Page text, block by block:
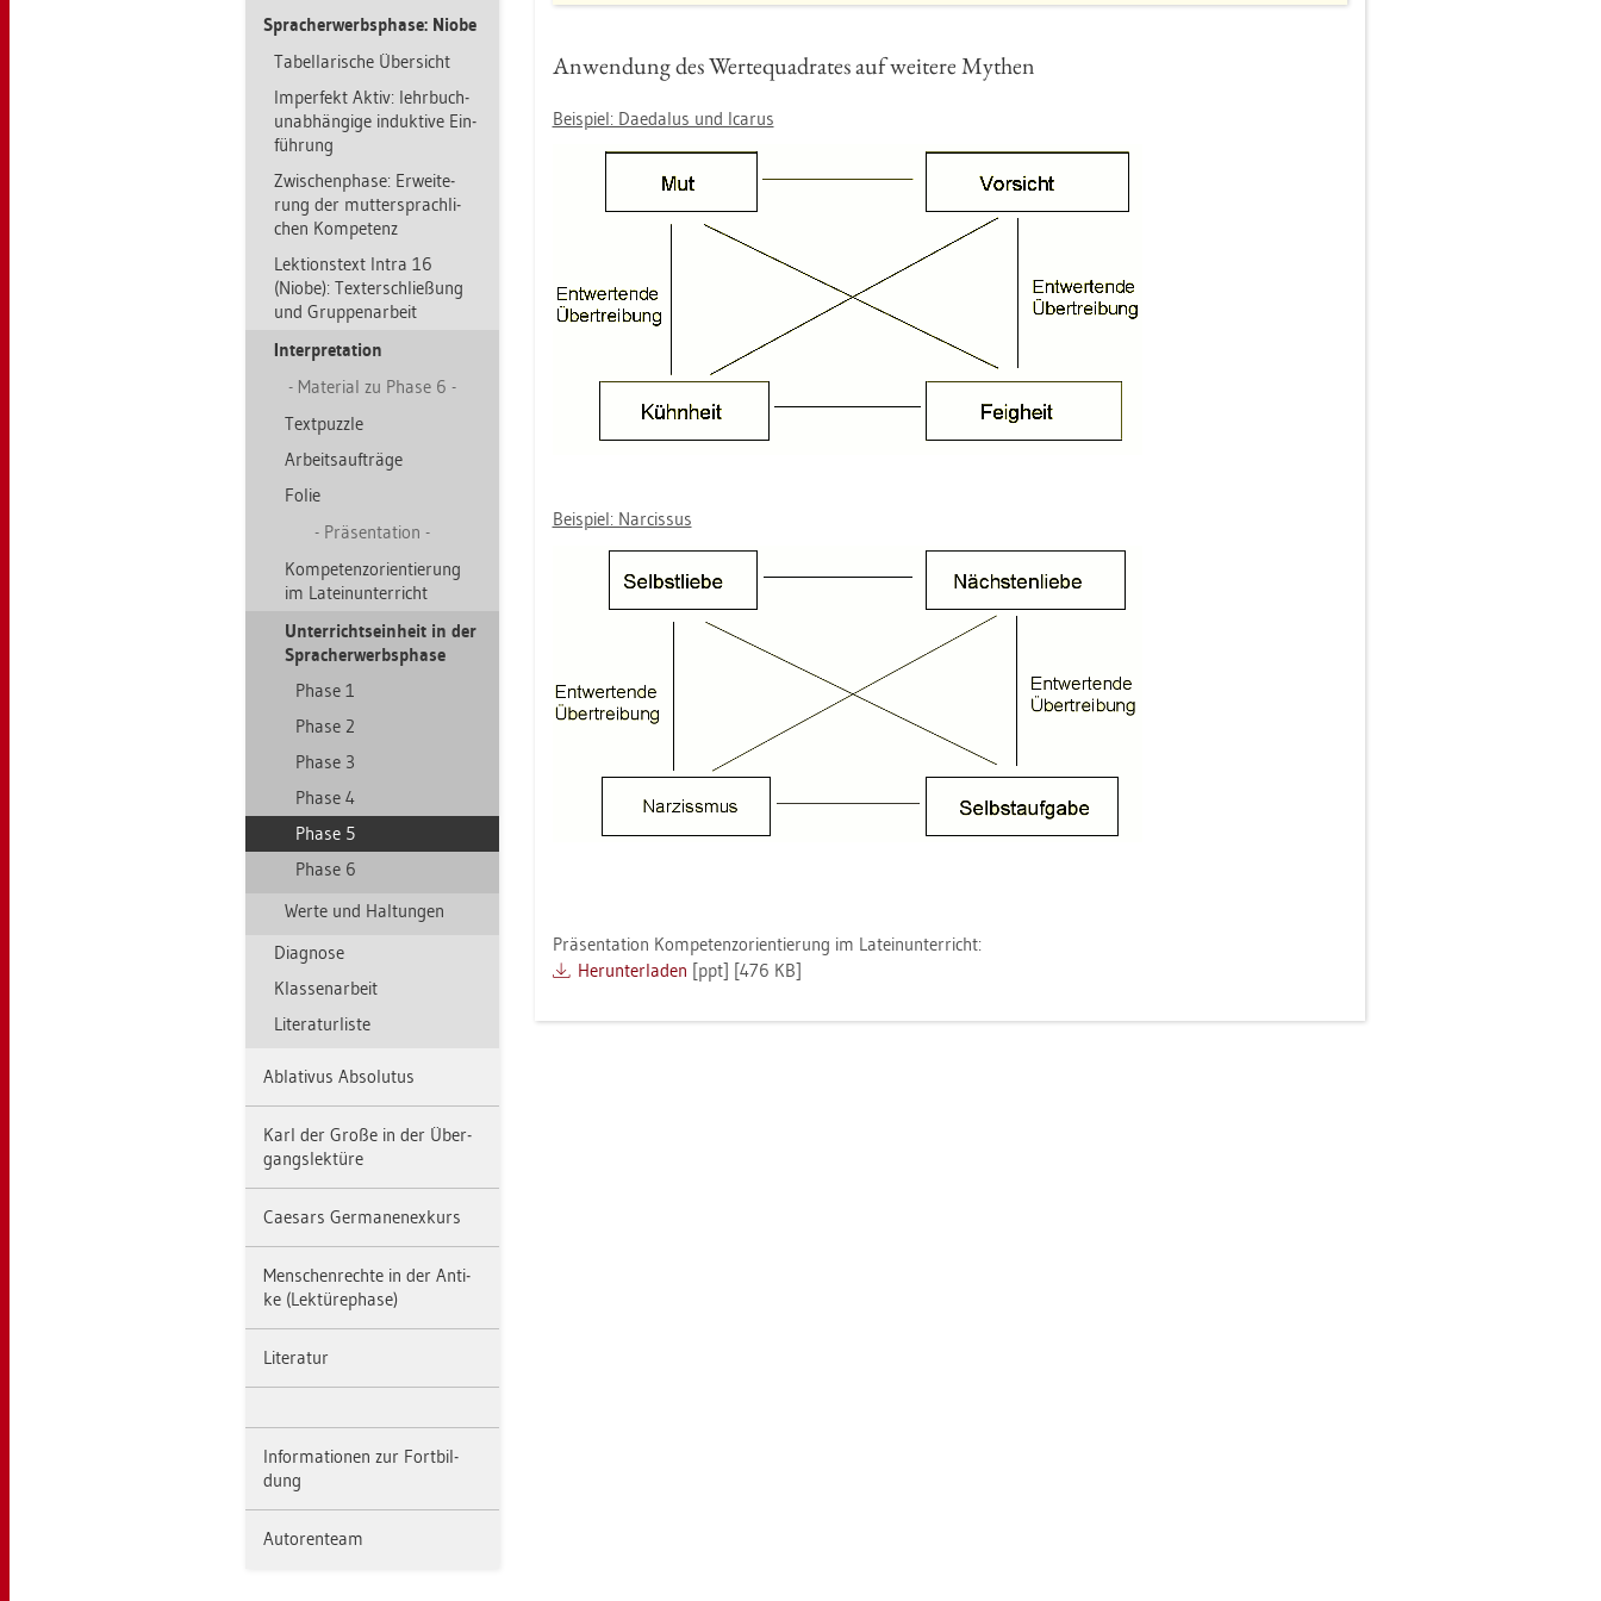
Sprach­er­werbs­pha­se: Niobe
Ta­bel­la­ri­sche Über­sicht
Im­per­fekt Aktiv: lehr­bu­ch­
un­ab­hän­gi­ge in­duk­ti­ve Ein­
füh­rung
Zwi­schen­pha­se: Er­wei­te­
rung der mut­ter­sprach­li­
chen Kom­pe­tenz
Lek­ti­ons­text Intra 16
(Niobe): Tex­ter­schlie­ßung
und Grup­pen­ar­beit
In­ter­pre­ta­ti­on
Ma­te­ri­al zu Phase 6
Text­puz­zle
Ar­beits­auf­trä­ge
Folie
Prä­sen­ta­ti­on
Kom­pe­tenz­ori­en­tie­rung
im La­tein­un­ter­richt
Un­ter­richts­ein­heit in der
Sprach­er­werbs­pha­se
Phase 1
Phase 2
Phase 3
Phase 4
Phase 5
Phase 6
Werte und Hal­tun­gen
Dia­gno­se
Klas­sen­ar­beit
Li­te­ra­tur­lis­te
Ab­la­ti­vus Ab­so­lu­tus
Karl der Große in der Über­
gangs­lek­tü­re
Cae­sars Ger­ma­nen­ex­kurs
Men­schen­rech­te in der An­ti­
ke (Lek­tü­re­pha­se)
Li­te­ra­tur
In­for­ma­tio­nen zur Fort­bil­
dung
Au­to­ren­team
An­wen­dung des Wer­te­qua­dra­tes auf wei­te­re My­then
Bei­spiel: Da­e­da­lus und Ica­rus
Bei­spiel: Nar­cis­sus
Prä­sen­ta­ti­on Kom­pe­tenz­ori­en­tie­rung im La­tein­un­ter­richt:
Her­un­ter­la­den [ppt] [476 KB]